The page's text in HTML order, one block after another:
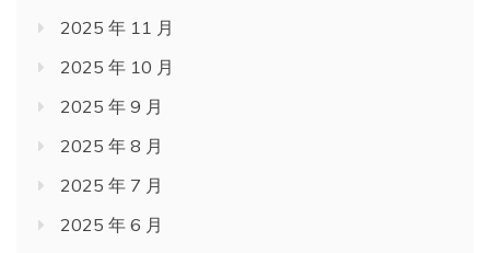
2025 年 11 月
2025 年 10 月
2025 年 9 月
2025 年 8 月
2025 年 7 月
2025 年 6 月